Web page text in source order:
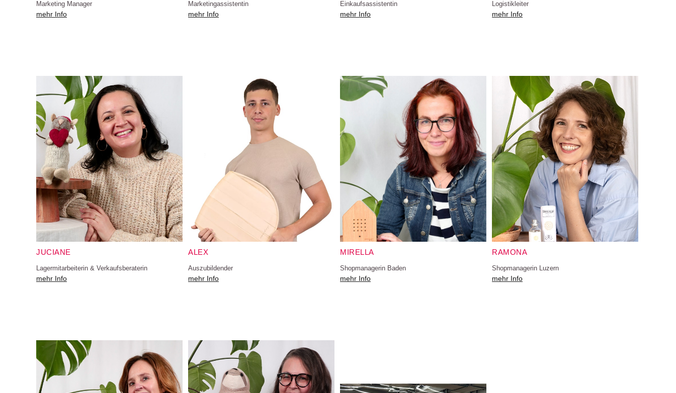
Marketing Manager
mehr Info
Marketingassistentin
mehr Info
Einkaufsassistentin
mehr Info
Logistikleiter
mehr Info
JUCIANE
Lagermitarbeiterin & Verkaufsberaterin
mehr Info
ALEX
Auszubildender
mehr Info
MIRELLA
Shopmanagerin Baden
mehr Info
RAMONA
Shopmanagerin Luzern
mehr Info